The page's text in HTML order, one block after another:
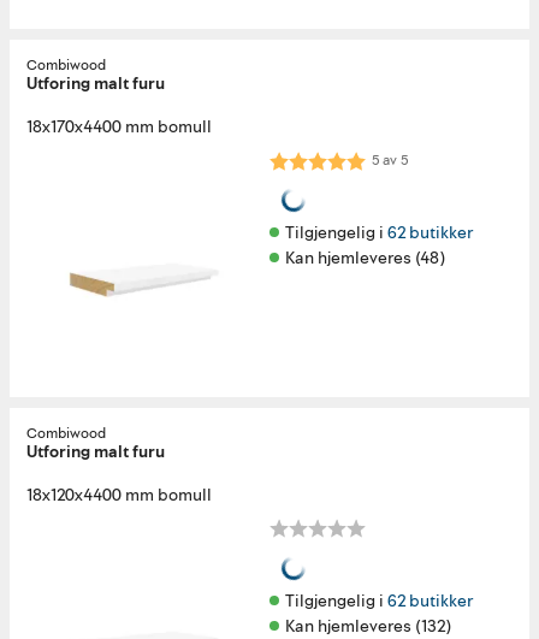
Combiwood
Utforing malt furu
18x170x4400 mm bomull
Karakter: 5.0 av 5 mulige
5av5
Tilgjengelig i 62 butikker
Kan hjemleveres (48)
Combiwood
Utforing malt furu
18x120x4400 mm bomull
Tilgjengelig i 62 butikker
Kan hjemleveres (132)